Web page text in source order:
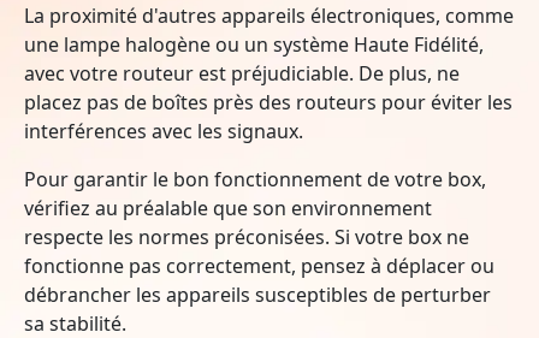
La proximité d'autres appareils électroniques, comme
une lampe halogène ou un système Haute Fidélité,
avec votre routeur est préjudiciable. De plus, ne
placez pas de boîtes près des routeurs pour éviter les
interférences avec les signaux.
Pour garantir le bon fonctionnement de votre box,
vérifiez au préalable que son environnement
respecte les normes préconisées. Si votre box ne
fonctionne pas correctement, pensez à déplacer ou
débrancher les appareils susceptibles de perturber
sa stabilité.